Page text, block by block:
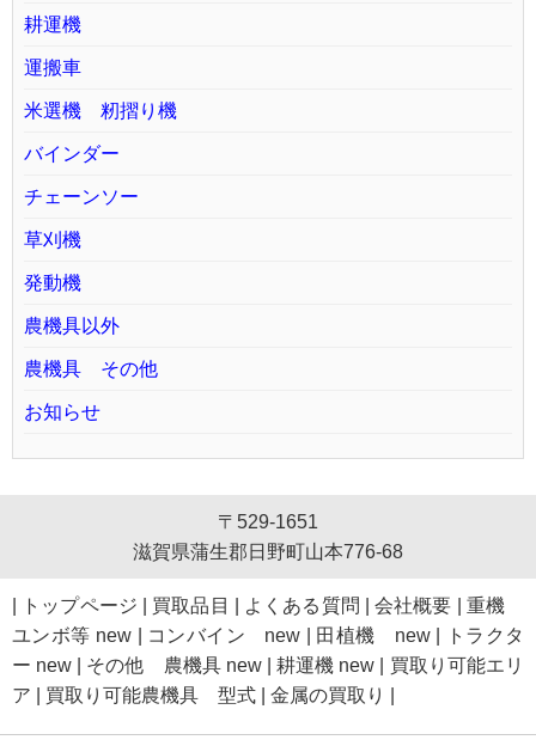
耕運機
運搬車
米選機 籾摺り機
バインダー
チェーンソー
草刈機
発動機
農機具以外
農機具 その他
お知らせ
〒529-1651
滋賀県蒲生郡日野町山本776-68
トップページ 買取品目 よくある質問 |会社概要
重機
ユンボ等 new
コンバイン new 田植機 new|
トラクタ
ー new
その他 農機具 new|耕運機 new
買取り可能エリ
ア
買取り可能農機具 型式 金属の買取り